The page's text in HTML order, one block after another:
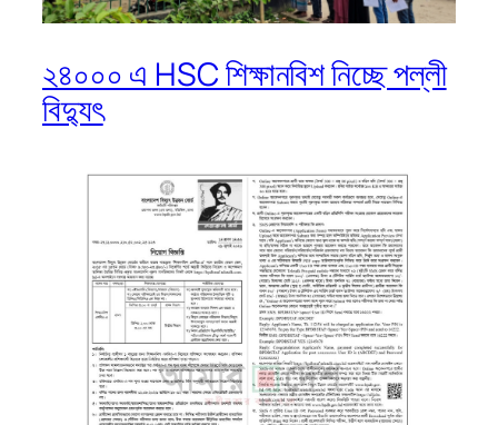
২৪০০০ এ HSC শিক্ষানবিশ নিচ্ছে পল্লী
বিদ্যুৎ